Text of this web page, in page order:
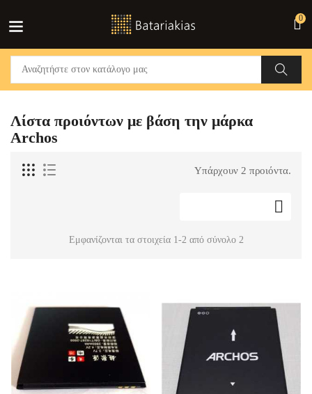
0
Λίστα προιόντων με βάση την μάρκα
Archos
Υπάρχουν 2 προιόντα.

Εμφανίζονται τα στοιχεία 1-2 από σύνολο 2